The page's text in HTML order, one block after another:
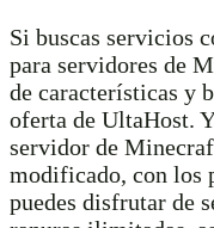
Si buscas servicios
para servidores de
de características y
oferta de UltaHost.
servidor de
modificado, con los
puedes disfrutar de